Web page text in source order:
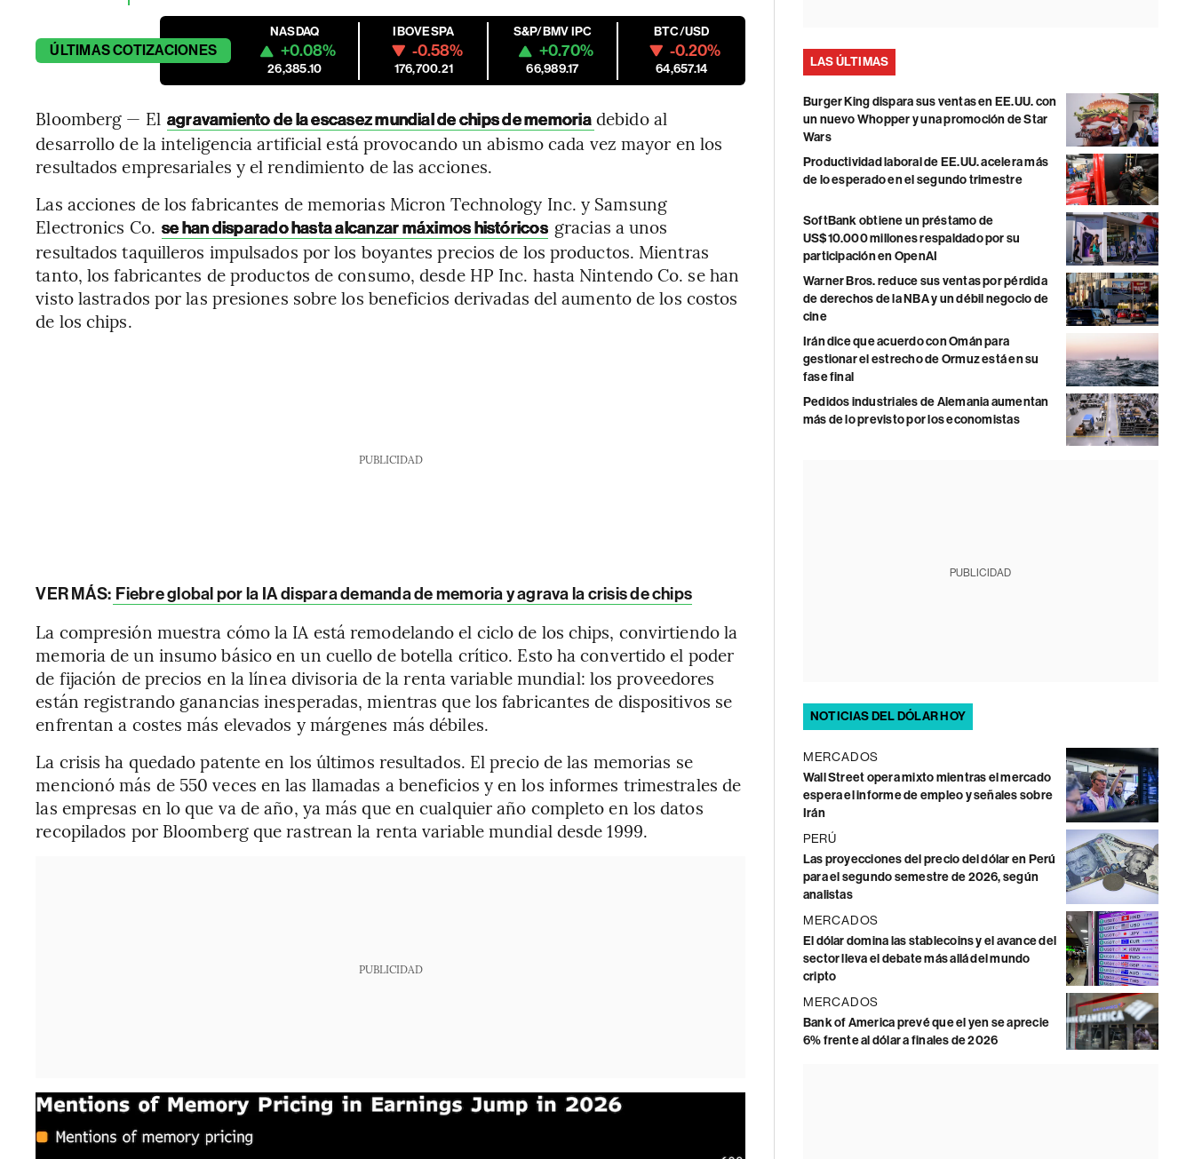
ÚLTIMASCOTIZACIONES
NASDAQ
+0.08%
26,385.10
IBOVESPA
-0.58%
176,700.21
S&P/BMV IPC
+0.70%
66,989.17
BTC/USD
-0.20%
64,657.14
Bloomberg — El agravamiento de la escasez mundial de chips de memoria debido al
desarrollo de la inteligencia artificial está provocando un abismo cada vez mayor en los
resultados empresariales y el rendimiento de las acciones.
Las acciones de los fabricantes de memorias Micron Technology Inc. y Samsung
Electronics Co. se han disparado hasta alcanzar máximos históricos gracias a unos
resultados taquilleros impulsados por los boyantes precios de los productos. Mientras
tanto, los fabricantes de productos de consumo, desde HP Inc. hasta Nintendo Co. se han
visto lastrados por las presiones sobre los beneficios derivadas del aumento de los costos
de los chips.
PUBLICIDAD
VER MÁS: Fiebre global por la IA dispara demanda de memoria y agrava la crisis de chips
La compresión muestra cómo la IA está remodelando el ciclo de los chips, convirtiendo la
memoria de un insumo básico en un cuello de botella crítico. Esto ha convertido el poder
de fijación de precios en la línea divisoria de la renta variable mundial: los proveedores
están registrando ganancias inesperadas, mientras que los fabricantes de dispositivos se
enfrentan a costes más elevados y márgenes más débiles.
La crisis ha quedado patente en los últimos resultados. El precio de las memorias se
mencionó más de 550 veces en las llamadas a beneficios y en los informes trimestrales de
las empresas en lo que va de año, ya más que en cualquier año completo en los datos
recopilados por Bloomberg que rastrean la renta variable mundial desde 1999.
PUBLICIDAD
LAS ÚLTIMAS
Burger King dispara sus ventas en EE.UU. con
un nuevo Whopper y una promoción de Star
Wars
Productividad laboral de EE.UU. acelera más
de lo esperado en el segundo trimestre
SoftBank obtiene un préstamo de
US$10.000 millones respaldado por su
participación en OpenAI
Warner Bros. reduce sus ventas por pérdida
de derechos de la NBA y un débil negocio de
cine
Irán dice que acuerdo con Omán para
gestionar el estrecho de Ormuz está en su
fase final
Pedidos industriales de Alemania aumentan
más de lo previsto por los economistas
PUBLICIDAD
NOTICIAS DEL DÓLAR HOY
MERCADOS
Wall Street opera mixto mientras el mercado
espera el informe de empleo y señales sobre
Irán
PERÚ
Las proyecciones del precio del dólar en Perú
para el segundo semestre de 2026, según
analistas
MERCADOS
El dólar domina las stablecoins y el avance del
sector lleva el debate más allá del mundo
cripto
MERCADOS
Bank of America prevé que el yen se aprecie
6% frente al dólar a finales de 2026